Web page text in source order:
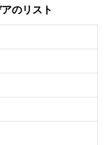
のリスト